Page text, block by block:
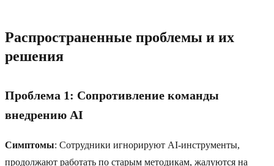
Распространенные проблемы и их
решения
Проблема 1: Сопротивление команды
внедрению AI
Симптомы: Сотрудники игнорируют AI-инструменты,
продолжают работать по старым методикам, жалуются на